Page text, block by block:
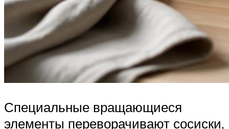
Специальные вращающиеся
элементы переворачивают сосиски,